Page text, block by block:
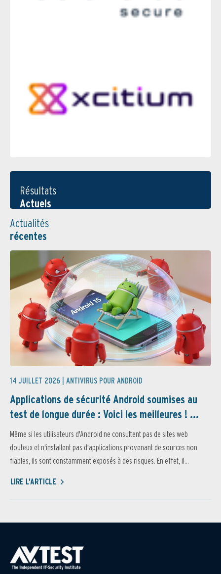
Résultats
Actuels
Actualités
récentes
14 JUILLET 2026 | ANTIVIRUS POUR ANDROID
Applications de sécurité Android soumises au
test de longue durée : Voici les meilleures ! ...
Même si les utilisateurs d'Android ne consultent pas de sites web
douteux et n'installent pas d'applications provenant de sources non
fiables, ils sont constamment exposés à des risques. En effet, il...
LIRE L'ARTICLE